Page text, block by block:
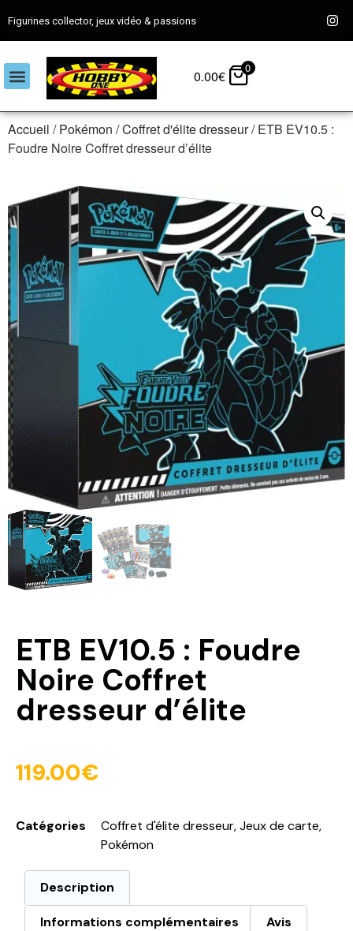
Figurines collector, jeux vidéo & passions
0.00€ 0
Accueil /Pokémon /Coffret d'élite dresseur/ ETB EV10.5 :
Foudre Noire Coffret dresseur d’élite
ETB EV10.5 : Foudre
Noire Coffret
dresseur d’élite
119.00€
Catégories Coffret d'élite dresseur,Jeux de carte,
Pokémon
Description
Informations complémentaires Avis